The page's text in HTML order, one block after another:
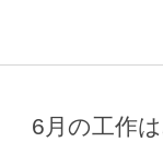
6月の工作
埼玉県
merry attic ミュージック